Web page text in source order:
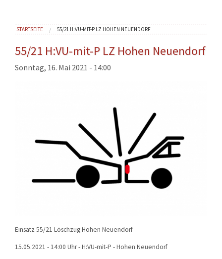
VEREINE
AKTUELLES
DOWNLOADS
EINSÄTZE
Sie sind hier
STARTSEITE 55/21 H:VU-MIT-P LZ HOHEN NEUENDORF
55/21 H:VU-mit-P LZ Hohen Neuendorf
Sonntag, 16. Mai 2021 - 14:00
Einsatz 55/21 Löschzug Hohen Neuendorf
15.05.2021 - 14:00 Uhr - H:VU-mit-P - Hohen Neuendorf